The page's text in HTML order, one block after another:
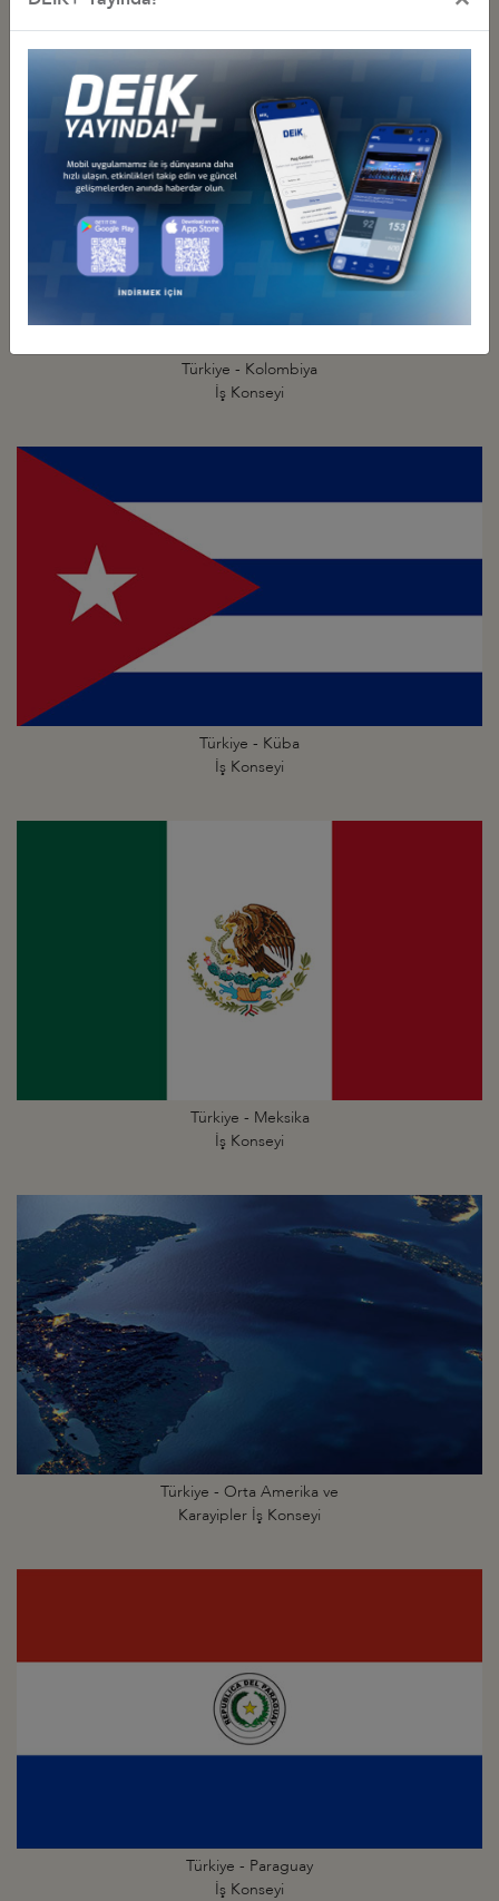
Türkiye - Kolombiya
İş Konseyi
Türkiye - Küba
İş Konseyi
Türkiye - Meksika
İş Konseyi
Türkiye - Orta Amerika ve
Karayipler İş Konseyi
Türkiye - Paraguay
İş Konseyi